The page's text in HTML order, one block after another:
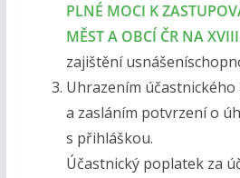
PLNÉ MOCI K
MĚST A OBCÍ ČR NA
zajištění
Uhrazením
a zasláním potvrzení o
s přihláškou.
Účastnický poplatek za